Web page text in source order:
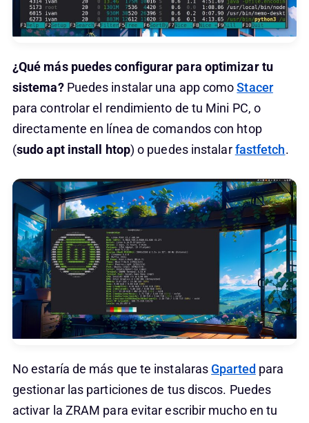
¿Qué más puedes configurar para optimizar tu
sistema? Puedes instalar una app comoStacer
para controlar el rendimiento de tu Mini PC, o
directamente en línea de comandos con htop
(sudo apt install htop) o puedes instalarfastfetch.
No estaría de más que te instalaras Gparted para
gestionar las particiones de tus discos. Puedes
activar la ZRAM para evitar escribir mucho en tu